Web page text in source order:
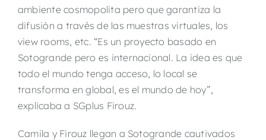
ambiente cosmopolita pero que garantiza la
difusión a través de las muestras virtuales, los
view rooms, etc. “Es un proyecto basado en
Sotogrande pero es internacional. La idea es que
todo el mundo tenga acceso, lo local se
transforma en global, es el mundo de hoy”,
explicaba a SGplus Firouz.
Camila y Firouz llegan a Sotogrande cautivados